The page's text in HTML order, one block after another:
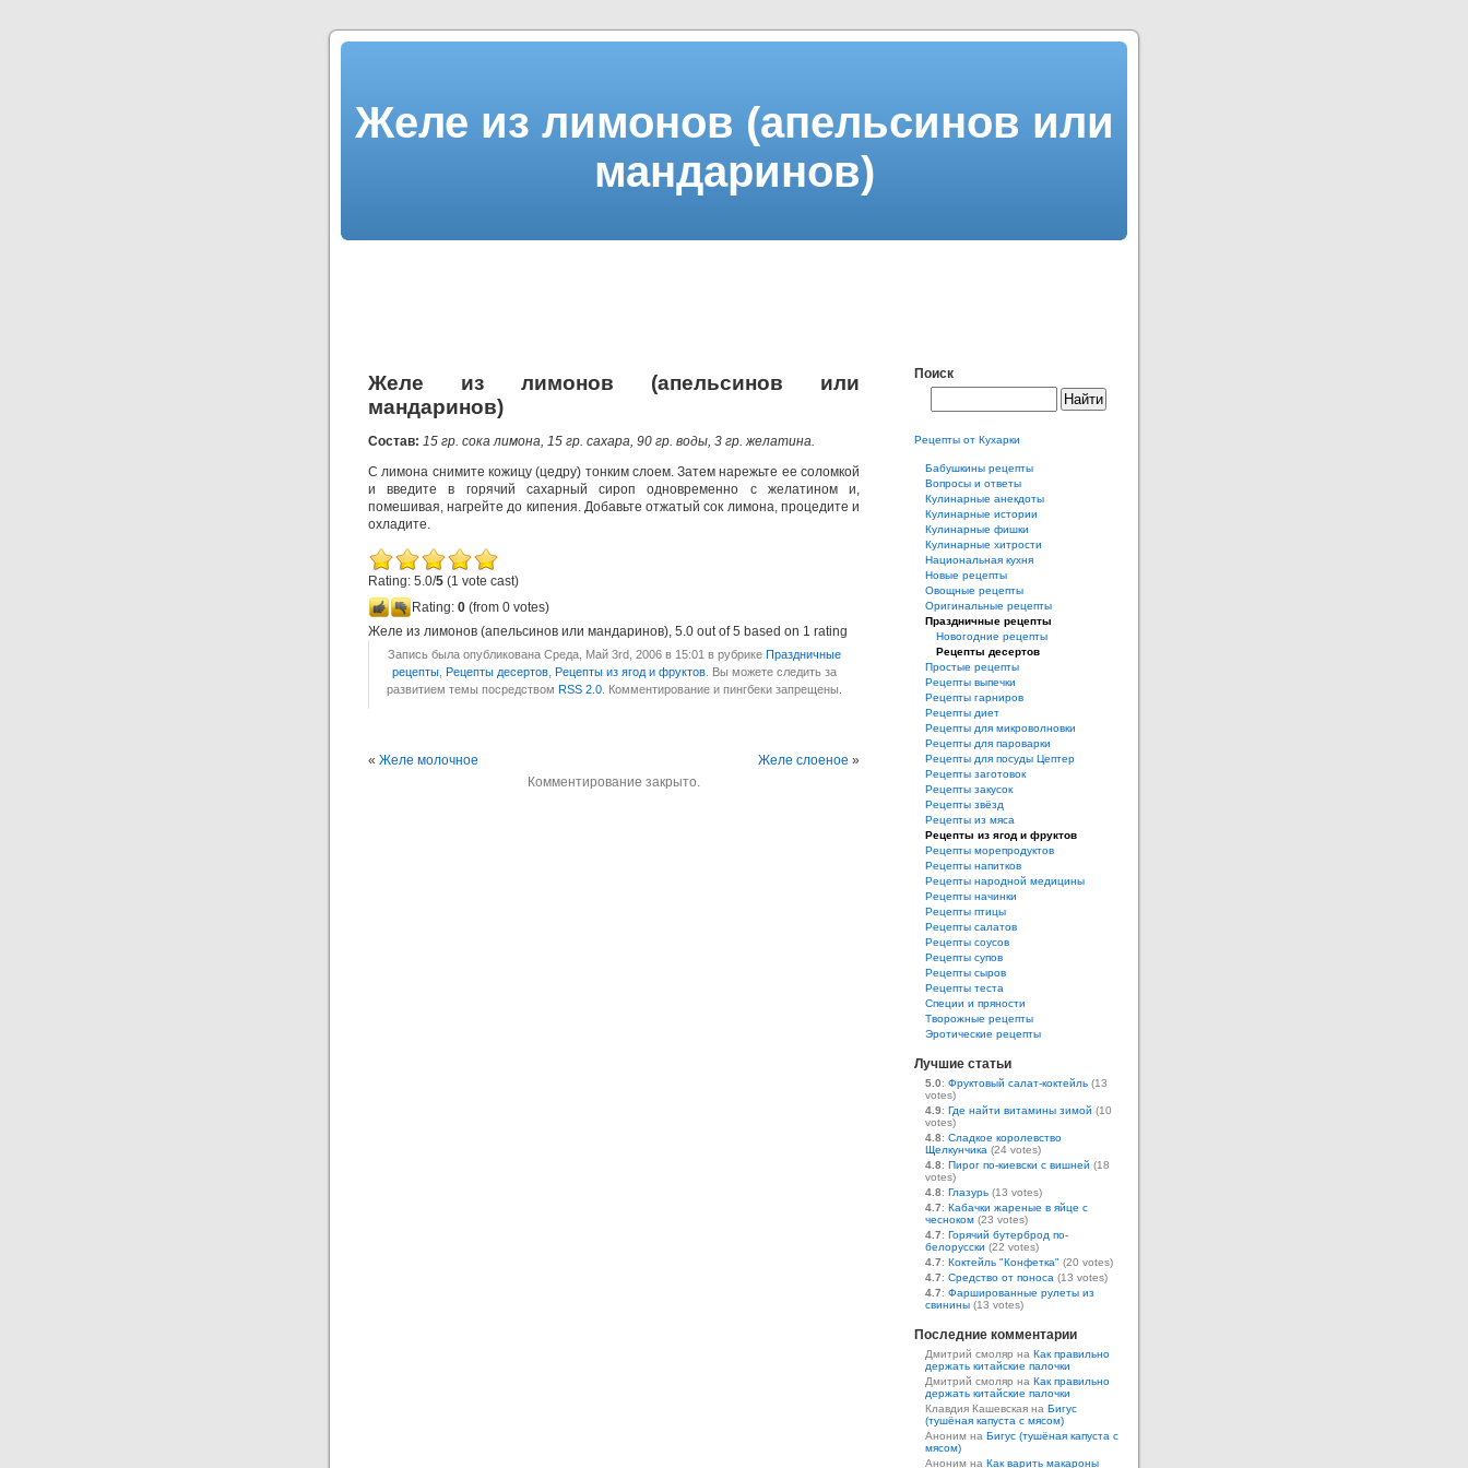
Желе из лимонов (апельсинов или
мандаринов)
Желе из лимонов (апельсинов или
мандаринов)
Состав: 15 гр. сока лимона, 15 гр. сахара, 90 гр. воды, 3 гр. желатина.
С лимона снимите кожицу (цедру) тонким слоем. Затем нарежьте ее соломкой
и введите в горячий сахарный сироп одновременно с желатином и,
помешивая, нагрейте до кипения. Добавьте отжатый сок лимона, процедите и
охладите.
Rating: 5.0/5 (1 vote cast)
Rating: 0 (from 0 votes)
Желе из лимонов (апельсинов или мандаринов), 5.0 out of5 based on 1 rating
Запись была опубликована Среда, Май 3rd, 2006 в 15:01 в рубрике Праздничные
рецепты Рецепты десертов Рецепты из ягод и фруктов . Вы можете следить за
развитием темы посредством RSS 2.0 . Комментирование и пингбеки запрещены.
« Желе молочное Желе слоеное »
Комментирование закрыто.
Поиск
Рецепты от Кухарки
Бабушкины рецепты
Вопросы и ответы
Кулинарные анекдоты
Кулинарные истории
Кулинарные фишки
Кулинарные хитрости
Национальная кухня
Новые рецепты
Овощные рецепты
Оригинальные рецепты
Праздничные рецепты
Новогодние рецепты
Рецепты десертов
Простые рецепты
Рецепты выпечки
Рецепты гарниров
Рецепты диет
Рецепты для микроволновки
Рецепты для пароварки
Рецепты для посуды Цептер
Рецепты заготовок
Рецепты закусок
Рецепты звёзд
Рецепты из мяса
Рецепты из ягод и фруктов
Рецепты морепродуктов
Рецепты напитков
Рецепты народной медицины
Рецепты начинки
Рецепты птицы
Рецепты салатов
Рецепты соусов
Рецепты супов
Рецепты сыров
Рецепты теста
Специи и пряности
Творожные рецепты
Эротические рецепты
Лучшие статьи
5.0: Фруктовый салат-коктейль (13
votes)
4.9: Где найти витамины зимой (10
votes)
4.8: Сладкое королевство
Щелкунчика (24 votes)
4.8: Пирог по-киевски с вишней (18
votes)
4.8: Глазурь (13 votes)
4.7: Кабачки жареные в яйце с
чесноком (23 votes)
4.7: Горячий бутерброд по-
белорусски (22 votes)
4.7: Коктейль "Конфетка" (20 votes)
4.7: Средство от поноса (13 votes)
4.7: Фаршированные рулеты из
свинины (13 votes)
Последние комментарии
Дмитрий смоляр на Как правильно
держать китайские палочки
Дмитрий смоляр на Как правильно
держать китайские палочки
Клавдия Кашевская на Бигус
(тушёная капуста с мясом)
Аноним на Бигус (тушёная капуста с
мясом)
Аноним на Как варить макароны